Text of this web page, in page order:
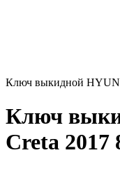
Ключ выкидной
Ключ
Creta 2017